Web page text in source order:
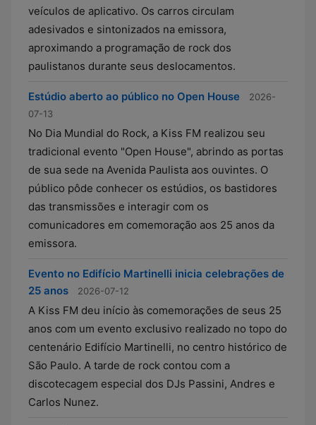
veículos de aplicativo. Os carros circulam
adesivados e sintonizados na emissora,
aproximando a programação de rock dos
paulistanos durante seus deslocamentos.
Estúdio aberto ao público no Open House
2026-
07-13
No Dia Mundial do Rock, a Kiss FM realizou seu
tradicional evento "Open House", abrindo as portas
de sua sede na Avenida Paulista aos ouvintes. O
público pôde conhecer os estúdios, os bastidores
das transmissões e interagir com os
comunicadores em comemoração aos 25 anos da
emissora.
Evento no Edifício Martinelli inicia celebrações de
25 anos
2026-07-12
A Kiss FM deu início às comemorações de seus 25
anos com um evento exclusivo realizado no topo do
centenário Edifício Martinelli, no centro histórico de
São Paulo. A tarde de rock contou com a
discotecagem especial dos DJs Passini, Andres e
Carlos Nunez.